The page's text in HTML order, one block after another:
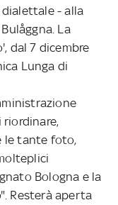
- alla
La
dal 7 dicembre
Lunga di
le tante foto,
Bologna e la
Resterà aperta